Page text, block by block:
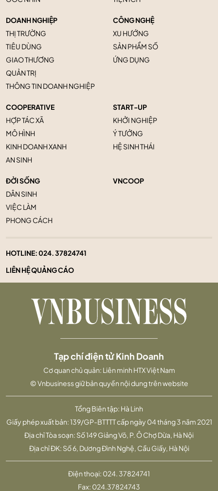
DOANH NGHIỆP
THỊ TRƯỜNG
TIÊU DÙNG
GIAO THƯƠNG
QUẢN TRỊ
THÔNG TIN DOANH NGHIỆP
CÔNG NGHỆ
XU HƯỚNG
SẢN PHẨM SỐ
ỨNG DỤNG
COOPERATIVE
HỢP TÁC XÃ
MÔ HÌNH
KINH DOANH XANH
AN SINH
START-UP
KHỞI NGHIỆP
Ý TƯỞNG
HỆ SINH THÁI
ĐỜI SỐNG
DÂN SINH
VIỆC LÀM
PHONG CÁCH
VNCOOP
HOTLINE:024. 37824741
LIÊN HỆ QUẢNG CÁO
Tổng Biên tập: Hà Linh
Giấy phép xuất bản: 139/GP-BTTTT cấp ngày 04 tháng 3 năm 2021
Địa chỉ Tòa soạn: Số 149 Giảng Võ, P. Ô Chợ Dừa, Hà Nội
Địa chỉ ĐK: Số 6, Dương Đình Nghệ, Cầu Giấy, Hà Nội
Tạp chí điện tử Kinh Doanh
Cơ quan chủ quản: Liên minh HTX Việt Nam
© Vnbusiness giữ bản quyền nội dung trên website
Điện thoại: 024. 37824741
Fax: 024.37824743